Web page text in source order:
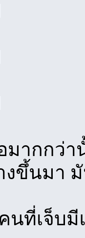
มากกว่า
งขึ้นมา
นที่เจ็บมี